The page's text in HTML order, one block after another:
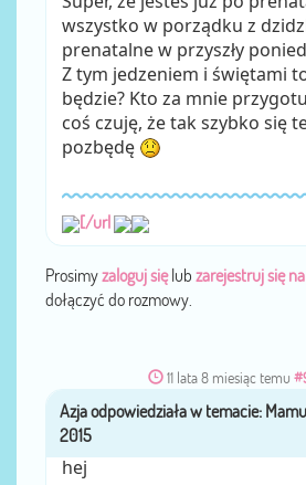
wszystko w porządku z
prenatalne w przyszły
Z tym jedzeniem i świętami
będzie? Kto za mnie
coś czuję, że tak szybko się
pozbędę
[/url
Prosimyzaloguj sięlub zarejestruj się
dołączyć do rozmowy.
11 lata 8 miesiąc temu
przezAzja
hej